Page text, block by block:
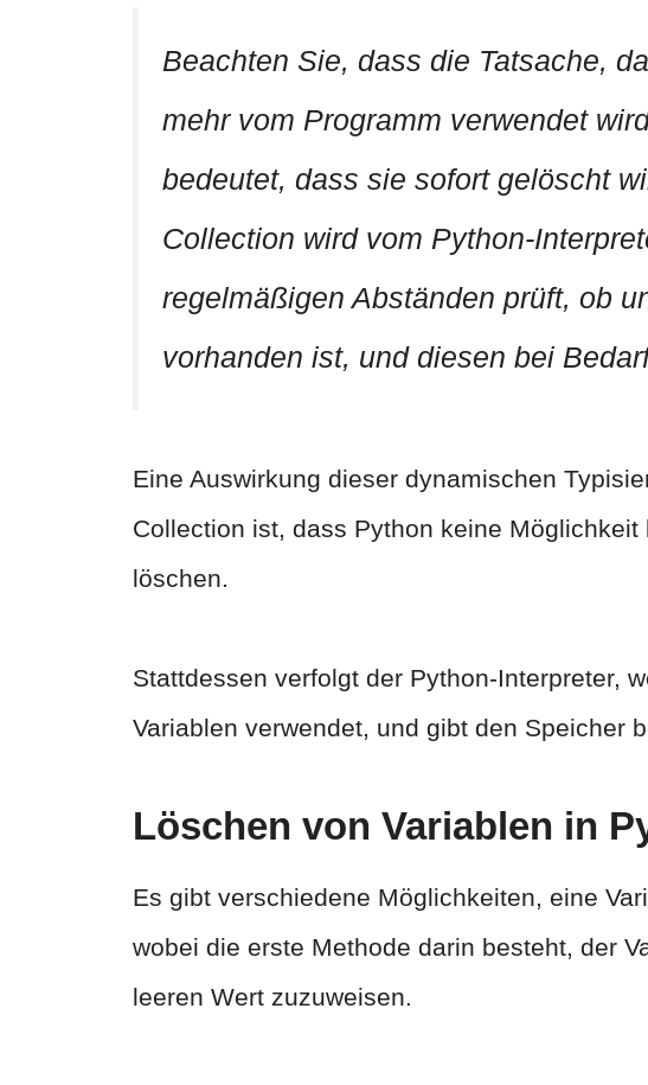
Beachten Sie, dass die Tatsache,
mehr vom Programm verwendet
bedeutet, dass sie sofort gelöscht
Collection wird vom Python-
regelmäßigen Abständen prüft, ob
vorhanden ist, und diesen bei
Eine Auswirkung dieser dynamischen
Collection ist, dass Python keine
löschen.
Stattdessen verfolgt der Python-Interpreter,
Variablen verwendet, und gibt den Speicher
Löschen von Variablen in
Es gibt verschiedene Möglichkeiten, eine
wobei die erste Methode darin besteht, der
leeren Wert zuzuweisen.